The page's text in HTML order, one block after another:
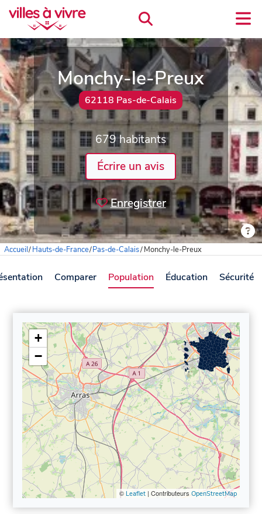
Monchy-le-Preux
62118 Pas-de-Calais
679 habitants
Écrire un avis
Enregistrer
Accueil/Hauts-de-France/Pas-de-Calais/Monchy-le-Preux
Comparer Population Éducation Sécurité
+
−
© Leaflet| Contributeurs OpenStreetMap